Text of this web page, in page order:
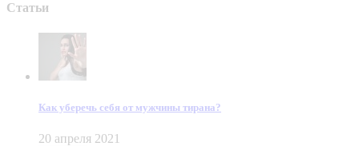
Статьи
Как уберечь себя от мужчины тирана?
20 апреля 2021